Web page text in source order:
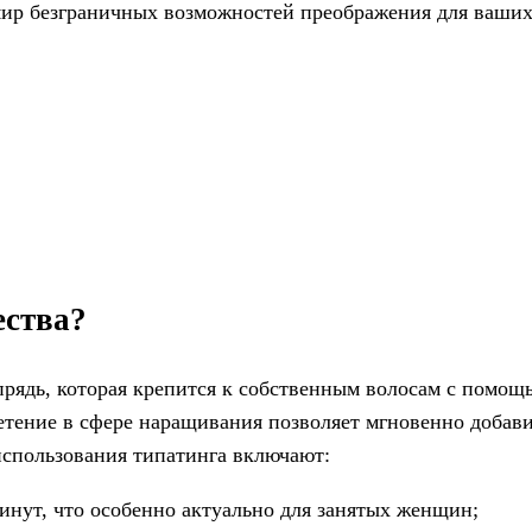
безграничных возможностей преображения для
которая крепится к собственным волосам с
в сфере наращивания позволяет мгновенно
типатинга включают:
что особенно актуально для занятых женщин;